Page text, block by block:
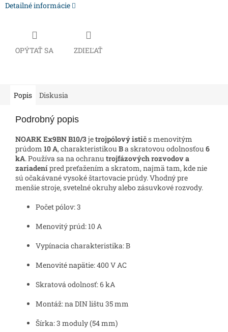
Detailné informácie
OPÝTAŤ SA ZDIEĽAŤ
Popis Diskusia
Podrobný popis
NOARK Ex9BN B10/3jetrojpólový ističs menovitým
prúdom 10 A, charakteristikou Ba skratovou odolnosťou 6
kA. Používa sa na ochranu trojfázových rozvodov a
zariadenípred preťažením a skratom, najmä tam, kde nie
sú očakávané vysoké štartovacie prúdy. Vhodný pre
menšie stroje, svetelné okruhy alebo zásuvkové rozvody.
Počet pólov: 3
Menovitý prúd: 10 A
Vypínacia charakteristika: B
Menovité napätie: 400 V AC
Skratová odolnosť: 6 kA
Montáž: na DIN lištu 35 mm
Šírka: 3 moduly (54 mm)